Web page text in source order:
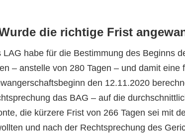
die richtige Frist
LAG habe für die Bestimmung des Beginns
– anstelle von 280 Tagen – und damit
den 12.11.2020
das BAG – auf die
die kürzere Frist von 266 Tagen sei mit
und nach der Rechtsprechung des